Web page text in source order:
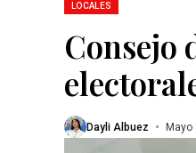
LOCALES
Consejo
Dayli Albuez Mayo